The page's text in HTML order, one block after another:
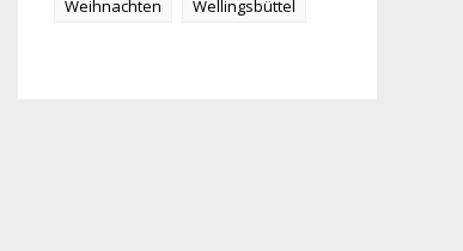
Weihnachten
Wellingsbüttel